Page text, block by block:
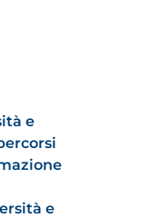
e
e